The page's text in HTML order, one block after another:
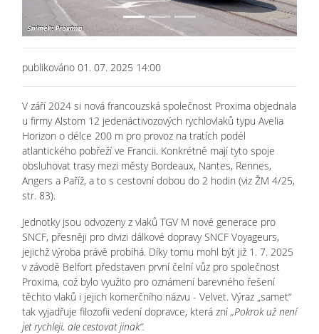
publikováno 01. 07. 2025 14:00
V září 2024 si nová francouzská společnost Proxima objednala
u firmy Alstom 12 jedenáctivozových rychlovlaků typu Avelia
Horizon o délce 200 m pro provoz na tratích podél
atlantického pobřeží ve Francii. Konkrétně mají tyto spoje
obsluhovat trasy mezi městy Bordeaux, Nantes, Rennes,
Angers a Paříž, a to s cestovní dobou do 2 hodin (viz ŽM 4/25,
str. 83).
Jednotky jsou odvozeny z vlaků TGV M nové generace pro
SNCF, přesněji pro divizi dálkové dopravy SNCF Voyageurs,
jejichž výroba právě probíhá. Díky tomu mohl být již 1. 7. 2025
v závodě Belfort představen první čelní vůz pro společnost
Proxima, což bylo využito pro oznámení barevného řešení
těchto vlaků i jejich komerčního názvu - Velvet. Výraz „samet“
tak vyjadřuje filozofii vedení dopravce, která zní„Pokrok už není
jet rychleji, ale cestovat jinak“.